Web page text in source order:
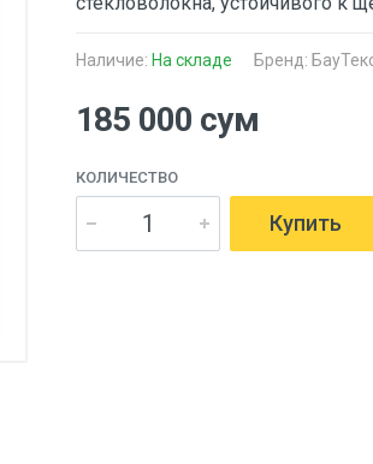
Наличие: На складе Бренд:
185 000 сум
КОЛИЧЕСТВО
Купить